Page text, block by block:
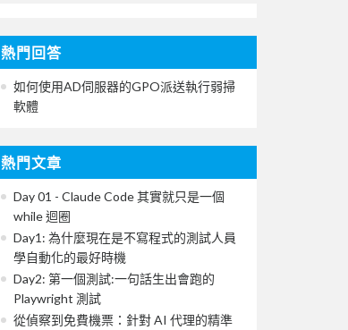
熱門回答
如何使用AD伺服器的GPO派送執行弱掃
軟體
熱門文章
Day 01 - Claude Code 其實就只是一個
while 迴圈
Day1: 為什麼現在是不寫程式的測試人員
學自動化的最好時機
Day2: 第一個測試:一句話生出會跑的
Playwright 測試
從偵察到免費機票：針對 AI 代理的精準